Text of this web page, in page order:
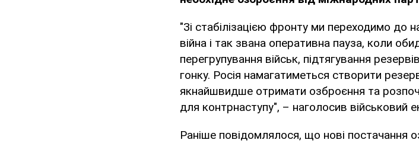
"Зі стабілізацією фронту ми переходимо до
війна і так звана оперативна пауза, коли
перегрупування військ, підтягування
гонку. Росія намагатиметься створити
якнайшвидше отримати озброєння та
для контрнаступу", – наголосив військовий
Раніше повідомлялося, що нові постачання